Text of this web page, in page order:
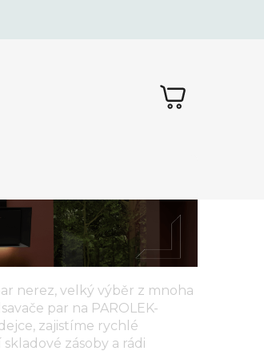
NÁKUPNÍ
KOŠÍK
nerez, velký výběr z mnoha
par na PAROLEK-
zajistíme rychlé
zásoby a rádi